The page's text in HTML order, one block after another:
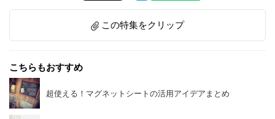
この特集をクリップ
こちらもおすすめ
超使える！マグネットシートの活用アイデアまとめ